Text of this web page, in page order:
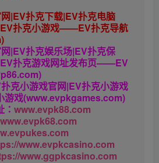
|EV扑克下载|EV扑克电脑
扑克小游戏——EV扑克导航
|EV扑克娱乐场|EV扑克保
扑克游戏网址发布页——EV
克小游戏官网|EV扑克小游戏
戏(www.evpkgames.com)
www.evpk88.com
www.evpk68.com
www.evpkcasino.com
www.ggpkcasino.com